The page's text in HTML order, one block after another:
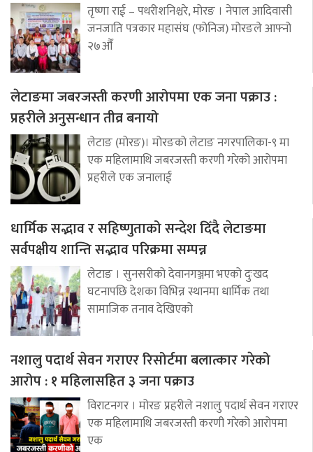
तृष्णा राई – पथरीशनिश्चरे, मोरङ । नेपाल आदिवासी
जनजाति पत्रकार महासंघ (फोनिज) मोरङले आफ्नो
२७औँ
लेटाङमा जबरजस्ती करणी आरोपमा एक जना पक्राउ :
प्रहरीले अनुसन्धान तीव्र बनायो
लेटाङ (मोरङ)। मोरङको लेटाङ नगरपालिका-९ मा
एक महिलामाथि जबरजस्ती करणी गरेको आरोपमा
प्रहरीले एक जनालाई
धार्मिक सद्भाव र सहिष्णुताको सन्देश दिँदै लेटाङमा
सर्वपक्षीय शान्ति सद्भाव परिक्रमा सम्पन्न
लेटाङ । सुनसरीको देवानगञ्जमा भएको दुःखद
घटनापछि देशका विभिन्न स्थानमा धार्मिक तथा
सामाजिक तनाव देखिएको
नशालु पदार्थ सेवन गराएर रिसोर्टमा बलात्कार गरेको
आरोप : १ महिलासहित ३ जना पक्राउ
विराटनगर । मोरङ प्रहरीले नशालु पदार्थ सेवन गराएर
एक महिलामाथि जबरजस्ती करणी गरेको आरोपमा
एक